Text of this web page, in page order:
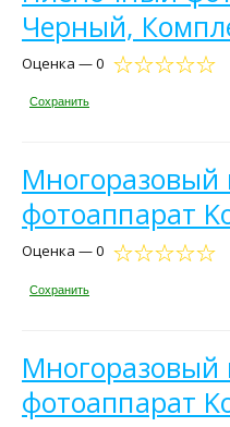
Черный,
Оценка — 0
Сохранить
фотоаппарат
Оценка — 0
Сохранить
фотоаппарат